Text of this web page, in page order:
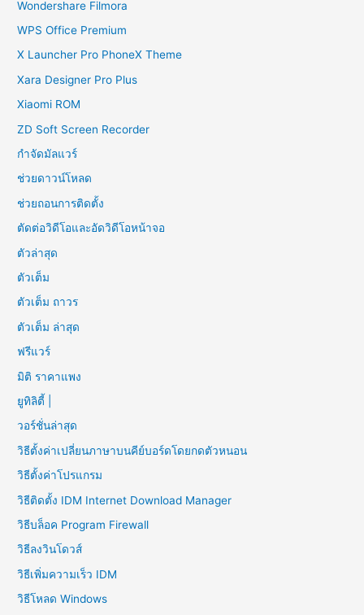
Wondershare Filmora
WPS Office Premium
X Launcher Pro PhoneX Theme
Xara Designer Pro Plus
Xiaomi ROM
ZD Soft Screen Recorder
กำจัดมัลแวร์
ช่วยดาวน์โหลด
ช่วยถอนการติดตั้ง
ตัดต่อวิดีโอและอัดวิดีโอหน้าจอ
ตัวล่าสุด
ตัวเต็ม
ตัวเต็ม ถาวร
ตัวเต็ม ล่าสุด
ฟรีแวร์
มิติ ราคาแพง
ยูทิลิตี้ |
วอร์ชั่นล่าสุด
วิธีตั้งค่าเปลี่ยนภาษาบนคีย์บอร์ดโดยกดตัวหนอน
วิธีตั้งค่าโปรแกรม
วิธีติดตั้ง IDM Internet Download Manager
วิธีบล็อค Program Firewall
วิธีลงวินโดวส์
วิธีเพิ่มความเร็ว IDM
วิธีโหลด Windows